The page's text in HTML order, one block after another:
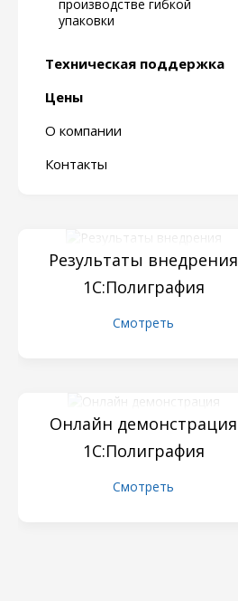
производстве гибкой
упаковки
Техническая поддержка
Цены
О компании
Контакты
Результаты внедрения
1С:Полиграфия
Смотреть
Онлайн демонстрация
1С:Полиграфия
Смотреть